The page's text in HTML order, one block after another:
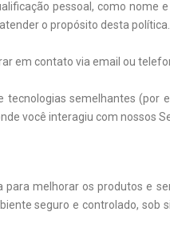
pessoal, como
o propósito desta política.
em contato via email ou
semelhantes
você interagiu com nossos
melhorar os produtos e
seguro e controlado, sob